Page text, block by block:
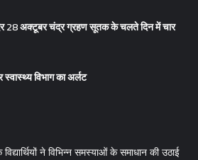
28 अक्टूबर चंद्र ग्रहण सूतक के चलते दिन में चार
विभाग का अर्लट
विद्यार्थियों ने विभिन्न समस्याओं के समाधान की उठाई